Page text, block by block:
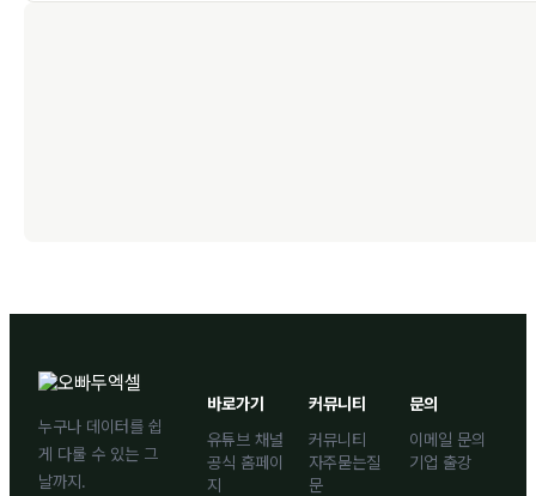
누구나 데이터를 쉽
게 다룰 수 있는 그
날까지.
바로가기
유튜브 채널
공식 홈페이
지
커뮤니티
커뮤니티
자주묻는질
문
문의
이메일 문의
기업 출강